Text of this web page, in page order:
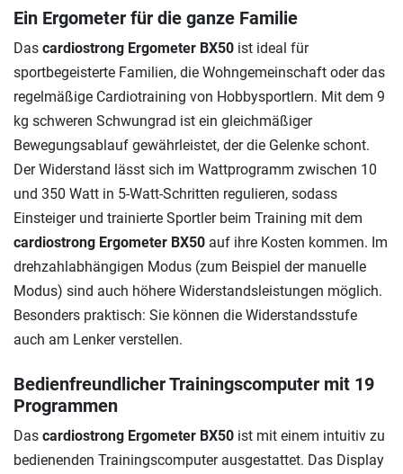
Ein Ergometer für die ganze Familie
Das cardiostrong Ergometer BX50 ist ideal für
sportbegeisterte Familien, die Wohngemeinschaft oder das
regelmäßige Cardiotraining von Hobbysportlern. Mit dem 9
kg schweren Schwungrad ist ein gleichmäßiger
Bewegungsablauf gewährleistet, der die Gelenke schont.
Der Widerstand lässt sich im Wattprogramm zwischen 10
und 350 Watt in 5-Watt-Schritten regulieren, sodass
Einsteiger und trainierte Sportler beim Training mit dem
cardiostrong Ergometer BX50 auf ihre Kosten kommen. Im
drehzahlabhängigen Modus (zum Beispiel der manuelle
Modus) sind auch höhere Widerstandsleistungen möglich.
Besonders praktisch: Sie können die Widerstandsstufe
auch am Lenker verstellen.
Bedienfreundlicher Trainingscomputer mit 19
Programmen
Das cardiostrong Ergometer BX50 ist mit einem intuitiv zu
bedienenden Trainingscomputer ausgestattet. Das Display